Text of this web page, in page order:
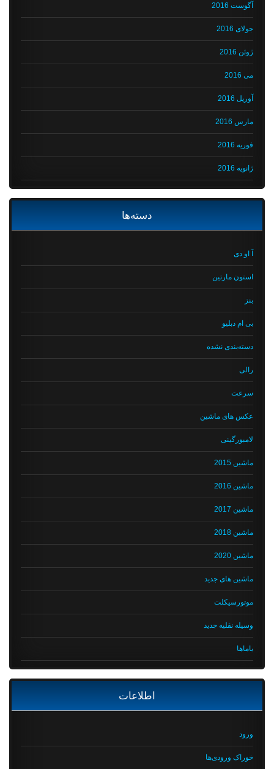
آگوست 2016
جولای 2016
ژوئن 2016
می 2016
آوریل 2016
مارس 2016
فوریه 2016
ژانویه 2016
دسته‌ها
آ او دی
استون مارتین
بی ام دبلیو
دسته‌بندی نشده
رالی
سرعت
عکس های ماشین
لامبورگینی
ماشین 2015
ماشین 2016
ماشین 2017
ماشین 2018
ماشین 2020
ماشین های جدید
موتورسیکلت
وسیله نقلیه جدید
یاماها
اطلاعات
ورود
خوراک ورودی‌ها